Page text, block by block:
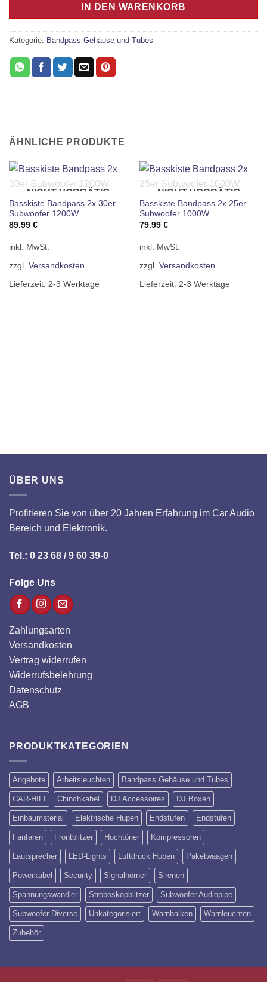
IN DEN WARENKORB
Kategorie: Bandpass Gehäuse und Tubes
ÄHNLICHE PRODUKTE
NICHT VORRÄTIG
Basskiste Bandpass 2x 30er
Subwoofer 1200W
89.99 €
inkl. MwSt.
zzgl. Versandkosten
Lieferzeit: 2-3 Werktage
NICHT VORRÄTIG
Basskiste Bandpass 2x 25er
Subwoofer 1000W
79.99 €
inkl. MwSt.
zzgl. Versandkosten
Lieferzeit: 2-3 Werktage
ÜBER UNS
Profitieren Sie von über 20 Jahren Erfahrung im Car Audio
Bereich und Elektronik.
Tel.: 0 23 68 / 9 60 39-0
Folge Uns
Zahlungsarten
Versandkosten
Vertrag widerrufen
Widerrufsbelehrung
Datenschutz
AGB
PRODUKTKATEGORIEN
Angebote Arbeitsleuchten Bandpass Gehäuse und Tubes
CAR-HIFI Chinchkabel DJ Accessoires DJ Boxen
Einbaumaterial Elektrische Hupen Endstufen Endstufen
Fanfaren Frontblitzer Hochtöner Kompressoren
Lautsprecher LED-Lights Luftdruck Hupen Paketwaagen
Powerkabel Security Signalhörner Sirenen
Spannungswandler Stroboskopblitzer Subwoofer Audiopipe
Subwoofer Diverse Unkategorisiert Warnbalken Warnleuchten
Zubehör